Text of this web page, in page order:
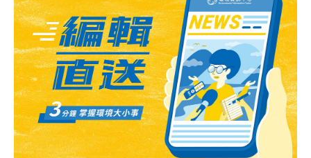
多海洋廢棄物。合橫國小全校師生與林管處、澎管處、環
保局等單位近200人一起進行保安林環境淨灘清潔維護活
動，共清理800多公斤海漂垃圾，以行動代替宣誓，讓這
個認養活動更具意義。屏東林管處表示，澎湖合橫國小率
先響應簽署認養保安防風林，為西嶼鄉第2921號防風保安
林，未來學校將定期維護與環境整理。